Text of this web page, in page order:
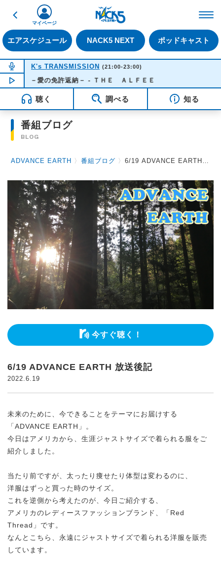
戻る
エアスケジュール NACK5 NEXT ポッドキャスト
マイページ
NOW ON AIR
K's TRANSMISSION (21:00-23:00)
NOW PLAYING21:30
ｄ －愛の免許返納－ - ＴＨＥ ＡＬＦＥＥ
聴く 調べる 知る
番組ブログ
BLOG
ADVANCE EARTH 〉番組ブログ 〉6/19 ADVANCE EARTH 放送後記
今すぐ聴く！
6/19 ADVANCE EARTH 放送後記
2022.6.19
未来のために、今できることをテーマにお届けする
「ADVANCE EARTH」。
今日はアメリカから、生涯ジャストサイズで着られる服をご
紹介しました。
当たり前ですが、太ったり痩せたり体型は変わるのに、
洋服はずっと買った時のサイズ。
これを逆側から考えたのが、今日ご紹介する、
アメリカのレディースファッションブランド、「Red
Thread」です。
なんとこちら、永遠にジャストサイズで着られる洋服を販売
しています。